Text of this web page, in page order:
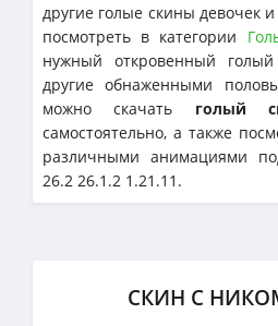
другие голые скины девочек
посмотреть в категории
нужный откровенный
другие обнаженными
можно скачать голый
самостоятельно, а также
различными анимациями
26.2 26.1.2 1.21.11.
СКИН С НИКОМ